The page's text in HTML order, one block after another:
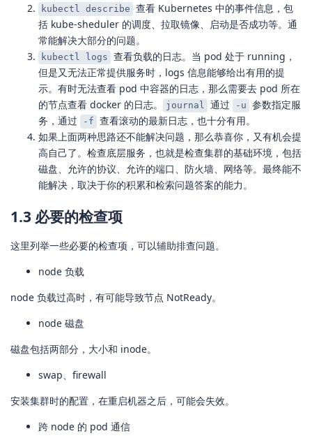
kubectl describe 查看 Kubernetes 中的事件信息，包
括 kube-sheduler 的调度、拉取镜像、启动是否成功等。通
常能解决大部分的问题。
kubectl logs 查看负载的日志。当 pod 处于 running，
但是又无法正常提供服务时，logs 信息能够给出有用的提
示。有时无法查看 pod 中容器的日志，那么需要去 pod 所在
的节点查看 docker 的日志。
journal 通过 -u 参数指定服
务，通过
-f 查看滚动的最新日志，也十分有用。
如果上面两种思路还不能解决问题，那么恭喜你，又有机会提
高自己了。检查底层服务，也就是检查集群的基础环境，包括
磁盘、允许的协议、允许的端口、防火墙、网络等。最终能不
能解决，取决于你的积累和检索问题答案的能力。
1.3 必要的检查项
这里列举一些必要的检查项，可以辅助排查问题。
node 负载
node 负载过高时，有可能导致节点 NotReady。
node 磁盘
磁盘包括两部分，大小和 inode。
swap、firewall
安装集群时的配置，在重启机器之后，可能会失效。
跨 node 的 pod 通信